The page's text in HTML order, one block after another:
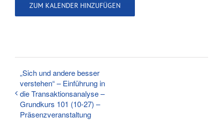
ZUM KALENDER HINZUFÜGEN
„Sich und andere besser
verstehen“ – Einführung in
die Transaktionsanalyse –
Grundkurs 101 (10-27) –
Präsenzveranstaltung